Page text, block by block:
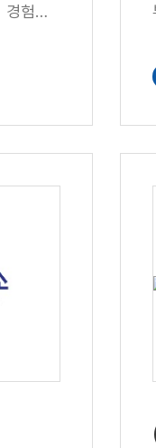
험과
가격
맞춘
망과 철
수 있
니다.
뢰, 품
고객과